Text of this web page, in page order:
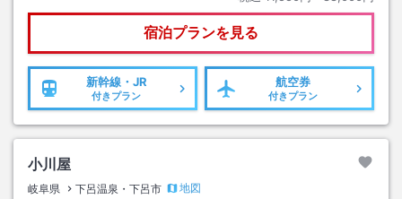
宿泊プランを見る
新幹線・JR
付きプラン
航空券
付きプラン
小川屋
岐阜県 下呂温泉・下呂市
地図